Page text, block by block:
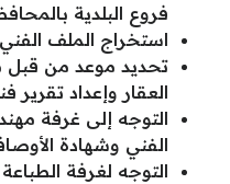
فروع البلدية
استخراج الملف
تحديد موعد من
العقار وإعداد
التوجه إلى غرفة
الفني وشهادة
التوجه لغرفة